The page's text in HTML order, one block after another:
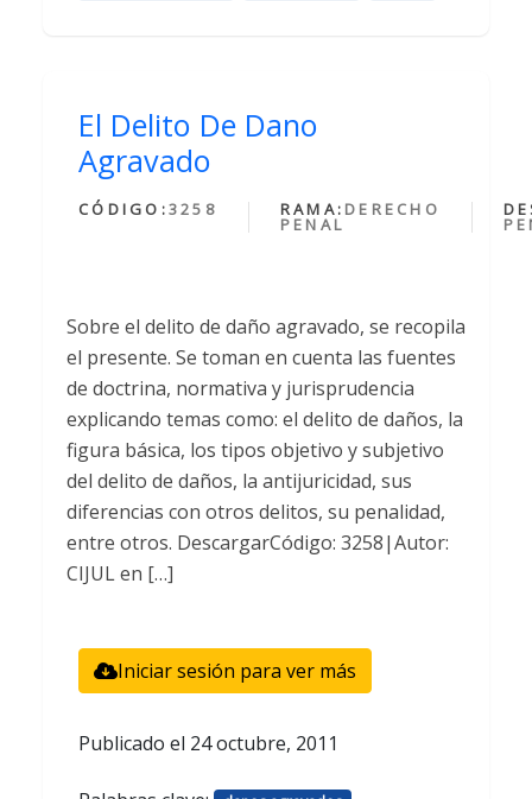
El Delito De Dano
Agravado
CÓDIGO:3258 RAMA: DERECHO
PENAL
Sobre el delito de daño agravado, se recopila
el presente. Se toman en cuenta las fuentes
de doctrina, normativa y jurisprudencia
explicando temas como: el delito de daños, la
figura básica, los tipos objetivo y subjetivo
del delito de daños, la antijuricidad, sus
diferencias con otros delitos, su penalidad,
entre otros. DescargarCódigo: 3258|Autor:
CIJUL en […]
Iniciar sesión para ver más
Publicado el 24 octubre, 2011